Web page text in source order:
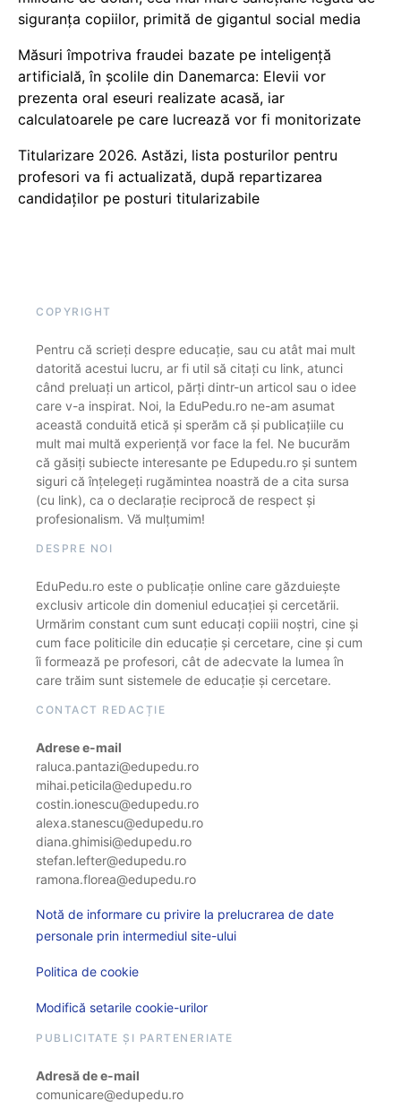
siguranța copiilor, primită de gigantul social media
Măsuri împotriva fraudei bazate pe inteligență
artificială, în școlile din Danemarca: Elevii vor
prezenta oral eseuri realizate acasă, iar
calculatoarele pe care lucrează vor fi monitorizate
Titularizare 2026. Astăzi, lista posturilor pentru
profesori va fi actualizată, după repartizarea
candidaților pe posturi titularizabile
COPYRIGHT
Pentru că scrieți despre educație, sau cu atât mai mult
datorită acestui lucru, ar fi util să citați cu link, atunci
când preluați un articol, părți dintr-un articol sau o idee
care v-a inspirat. Noi, la EduPedu.ro ne-am asumat
această conduită etică și sperăm că și publicațiile cu
mult mai multă experiență vor face la fel. Ne bucurăm
că găsiți subiecte interesante pe Edupedu.ro și suntem
siguri că înțelegeți rugămintea noastră de a cita sursa
(cu link), ca o declarație reciprocă de respect și
profesionalism. Vă mulțumim!
DESPRE NOI
EduPedu.ro este o publicație online care găzduiește
exclusiv articole din domeniul educației și cercetării.
Urmărim constant cum sunt educați copiii noștri, cine și
cum face politicile din educație și cercetare, cine și cum
îi formează pe profesori, cât de adecvate la lumea în
care trăim sunt sistemele de educație și cercetare.
CONTACT REDACȚIE
Adrese e-mail
raluca.pantazi@edupedu.ro
mihai.peticila@edupedu.ro
costin.ionescu@edupedu.ro
alexa.stanescu@edupedu.ro
diana.ghimisi@edupedu.ro
stefan.lefter@edupedu.ro
ramona.florea@edupedu.ro
Notă de informare cu privire la prelucrarea de date
personale prin intermediul site-ului
Politica de cookie
Modifică setarile cookie-urilor
PUBLICITATE ȘI PARTENERIATE
Adresă de e-mail
comunicare@edupedu.ro